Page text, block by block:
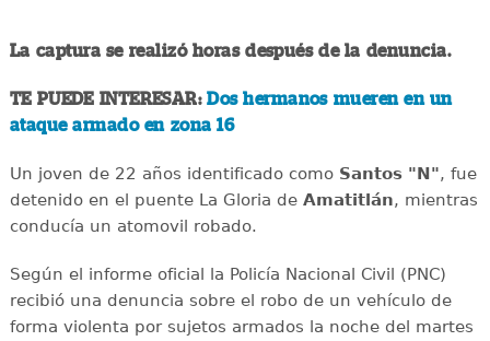
La captura se realizó horas después de la denuncia.
TE PUEDE INTERESAR:Dos hermanos mueren en un
ataque armado en zona 16
Un joven de 22 años identificado como Santos "N", fue
detenido en el puente La Gloria de Amatitlán, mientras
conducía un atomovil robado.
Según el informe oficial la Policía Nacional Civil (PNC)
recibió una denuncia sobre el robo de un vehículo de
forma violenta por sujetos armados la noche del martes